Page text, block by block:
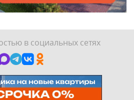
в социальных сетях